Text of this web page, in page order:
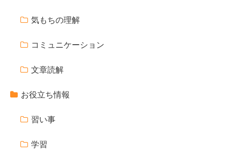
気もちの理解
コミュニケーション
文章読解
お役立ち情報
習い事
学習